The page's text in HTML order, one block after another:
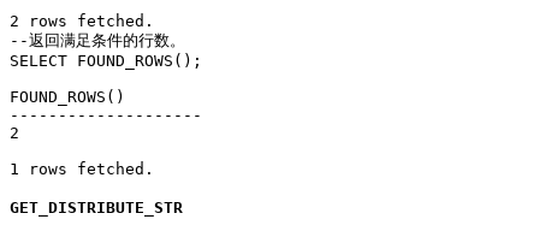
2 rows fetched.
--返回满足条件的行数。
SELECT FOUND_ROWS();
FOUND_ROWS()
--------------------
2
1 rows fetched.
GET_DISTRIBUTE_STR